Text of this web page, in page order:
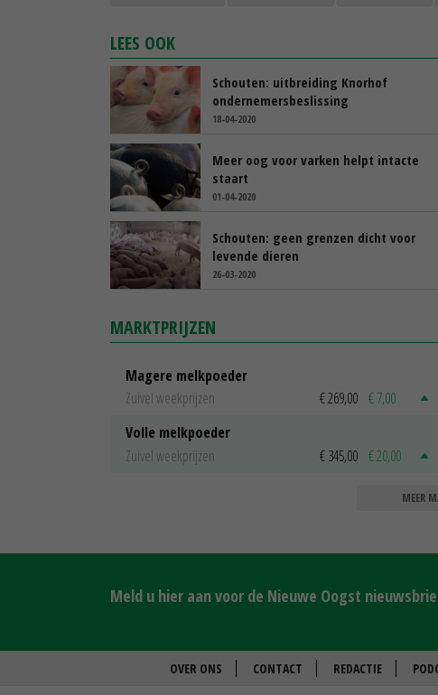
LEES OOK
Schouten: uitbreiding Knorhof
ondernemersbeslissing
18-04-2020
Meer oog voor varken helpt intacte
staart
01-04-2020
Schouten: geen grenzen dicht voor
levende dieren
26-03-2020
MARKTPRIJZEN
Magere melkpoeder
Zuivel weekprijzen
€ 269,00 € 7,00
Volle melkpoeder
Zuivel weekprijzen
€ 345,00 € 20,00
MEER
Meld u hier aan voor de Nieuwe Oogst
OVER ONS CONTACT REDACTIE